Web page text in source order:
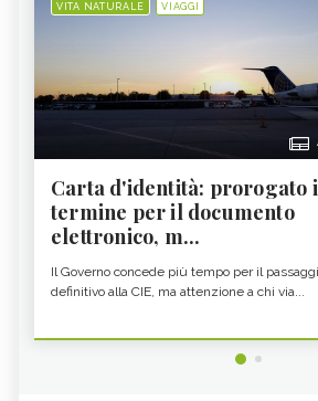
VITA NATURALE VIAGGI
Carta d'identità: prorogato
termine per il documento
elettronico, m...
Il Governo concede più tempo per il
definitivo alla CIE, ma attenzione a chi via...